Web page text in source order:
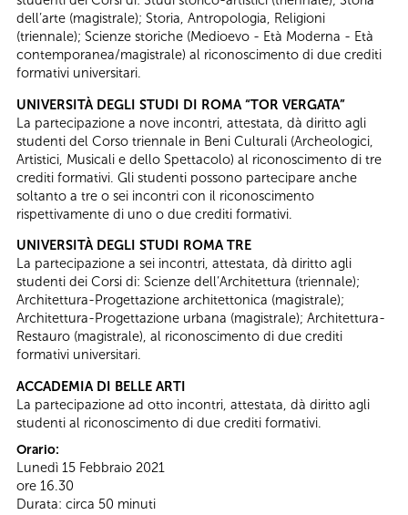
dell’arte (magistrale); Storia, Antropologia, Religioni
(triennale); Scienze storiche (Medioevo - Età Moderna - Età
contemporanea/magistrale) al riconoscimento di due crediti
formativi universitari.
UNIVERSITÀ DEGLI STUDI DI ROMA “TOR VERGATA”
La partecipazione a nove incontri, attestata, dà diritto agli
studenti del Corso triennale in Beni Culturali (Archeologici,
Artistici, Musicali e dello Spettacolo) al riconoscimento di tre
crediti formativi. Gli studenti possono partecipare anche
soltanto a tre o sei incontri con il riconoscimento
rispettivamente di uno o due crediti formativi.
UNIVERSITÀ DEGLI STUDI ROMA TRE
La partecipazione a sei incontri, attestata, dà diritto agli
studenti dei Corsi di: Scienze dell’Architettura (triennale);
Architettura-Progettazione architettonica (magistrale);
Architettura-Progettazione urbana (magistrale); Architettura-
Restauro (magistrale), al riconoscimento di due crediti
formativi universitari.
ACCADEMIA DI BELLE ARTI
La partecipazione ad otto incontri, attestata, dà diritto agli
studenti al riconoscimento di due crediti formativi.
Orario:
Lunedì 15 Febbraio 2021
ore 16.30
Durata: circa 50 minuti